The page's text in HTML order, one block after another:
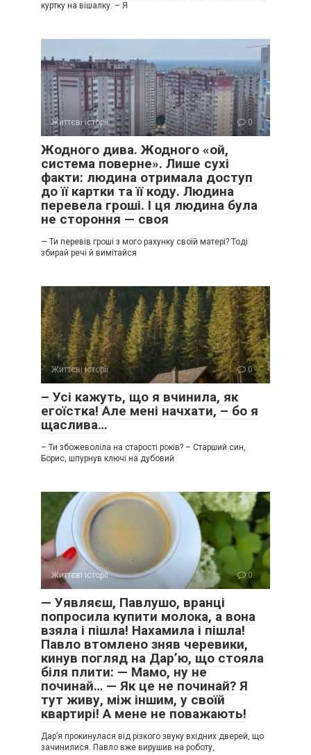
куртку на вішалку. – Я
Життєві історії 0
Жодного дива. Жодного «ой,
система поверне». Лише сухі
факти: людина отримала доступ
до її картки та її коду. Людина
перевела гроші. І ця людина була
не стороння — своя
— Ти перевів гроші з мого рахунку своїй матері? Тоді
збирай речі й вимітайся
Життєві історії 0
– Усі кажуть, що я вчинила, як
егоїстка! Але мені начхати, – бо я
щаслива…
– Ти збожеволіла на старості років? – Старший син,
Борис, шпурнув ключі на дубовий
Життєві історії 0
— Уявляєш, Павлушо, вранці
попросила купити молока, а вона
взяла і пішла! Нахамила і пішла!
Павло втомлено зняв черевики,
кинув погляд на Дар’ю, що стояла
біля плити: — Мамо, ну не
починай… — Як це не починай? Я
тут живу, між іншим, у своїй
квартирі! А мене не поважають!
Дар’я прокинулася від різкого звуку вхідних дверей, що
зачинилися. Павло вже вирушив на роботу,